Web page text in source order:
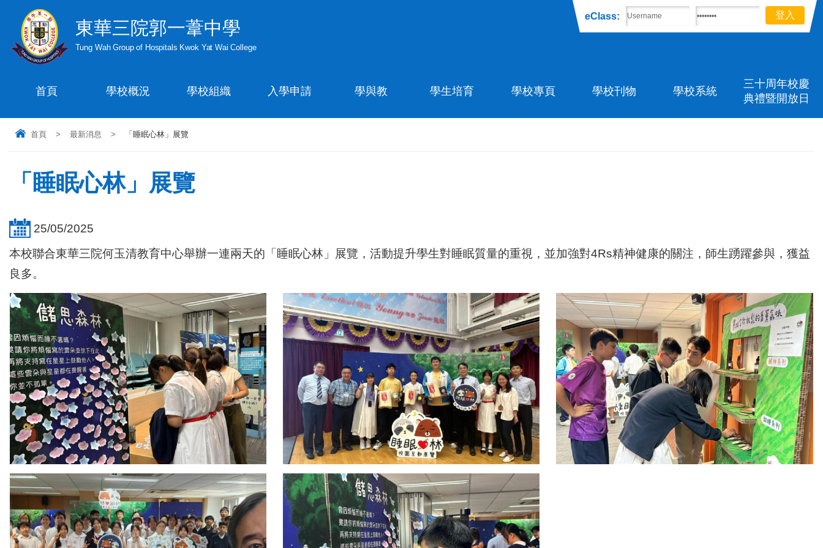
東華三院郭一葦中學
Tung Wah Group of Hospitals Kwok Yat Wai College
eClass:
首頁 學校概況 學校組織 入學申請 學與教 學生培育 學校專頁 學校刊物 學校系統
三十周年校慶
典禮暨開放日
首頁 > 最新消息 > 「睡眠心林」展覽
「睡眠心林」展覽
25/05/2025
本校聯合東華三院何玉清教育中心舉辦一連兩天的「睡眠心林」展覽，活動提升學生對睡眠質量的重視，並加強對4Rs精神健康的關注，師生踴躍參與，獲益
良多。